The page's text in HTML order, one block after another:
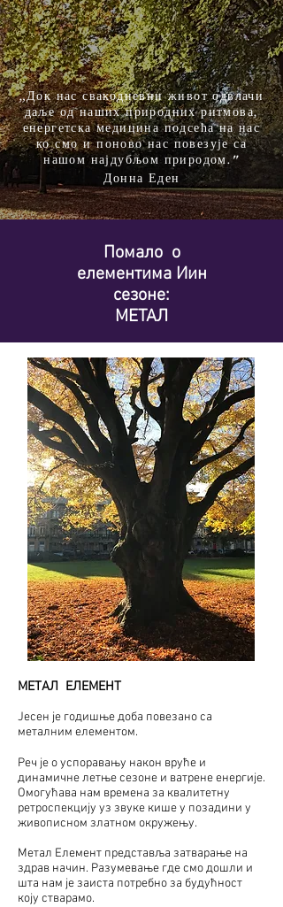
„Док нас свакодневни живот одвлачи
даље од наших природних ритмова,
енергетска медицина подсећа на нас
ко смо и поново нас повезује са
нашом најдубљом природом."
Донна Еден
Помало о
елементима Иин
сезоне:
МЕТАЛ
МЕТАЛ ЕЛЕМЕНТ
Јесен је годишње доба повезано са
металним елементом.
Реч је о успоравању након вруће и
динамичне летње сезоне и ватрене енергије.
Омогућава нам времена за квалитетну
ретроспекцију уз звуке кише у позадини у
живописном златном окружењу.
Метал Елемент представља затварање на
здрав начин. Разумевање где смо дошли и
шта нам је заиста потребно за будућност
коју стварамо.